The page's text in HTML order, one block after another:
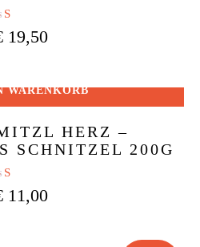
mit
19,50
WARENKORB
HERZ –
SCHNITZEL 200G
mit
11,00